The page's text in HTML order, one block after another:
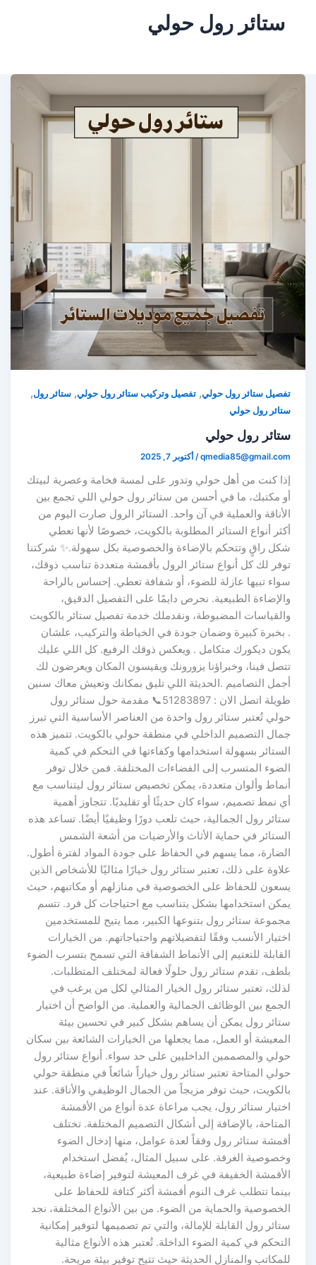
ستائر رول حولي
تفصيل ستائر رول حولي,تفصيل وتركيب ستائر رول حولي,ستائر رول,
ستائر رول حولي
ستائر رول حولي
qmedia85@gmail.com
/ أكتوبر 7, 2025
إذا كنت من أهل حولي وتدور على لمسة فخامة وعصرية لبيتك
أو مكتبك، ما في أحسن من ستائر رول حولي اللي تجمع بين
الأناقة والعملية في آن واحد. الستائر الرول صارت اليوم من
أكثر أنواع الستائر المطلوبة بالكويت، خصوصًا لأنها تعطي
شكل راقٍ وتتحكم بالإضاءة والخصوصية بكل سهولة.✨ شركتنا
توفر لك كل أنواع ستائر الرول بأقمشة متعددة تناسب ذوقك،
سواء تبيها عازلة للضوء، أو شفافة تعطي. إحساس بالراحة
والإضاءة الطبيعية. نحرص دايمًا على التفصيل الدقيق،
والقياسات المضبوطة، ونقدملك خدمة تفصيل ستائر بالكويت
. بخبرة كبيرة وضمان جودة في الخياطة والتركيب، علشان
يكون ديكورك متكامل . ويعكس ذوقك الرفيع. كل اللي عليك
تتصل فينا، وخبراؤنا يزورونك ويقيسون المكان ويعرضون لك
أجمل التصاميم .الحديثة اللي تليق بمكانك وتعيش معاك سنين
طويلة اتصل الان : 51283897📞 مقدمة حول ستائر رول
حولي تُعتبر ستائر رول واحدة من العناصر الأساسية التي تبرز
جمال التصميم الداخلي في منطقة حولي بالكويت. تتميز هذه
الستائر بسهولة استخدامها وكفاءتها في التحكم في كمية
الضوء المتسرب إلى الفضاءات المختلفة. فمن خلال توفر
أنماط وألوان متعددة، يمكن تخصيص ستائر رول ليتناسب مع
أي نمط تصميم، سواء كان حديثًا أو تقليديًا. تتجاوز أهمية
ستائر رول الجمالية، حيث تلعب دورًا وظيفيًا أيضًا. تساعد هذه
الستائر في حماية الأثاث والأرضيات من أشعة الشمس
الضارة، مما يسهم في الحفاظ على جودة المواد لفترة أطول.
علاوة على ذلك، تعتبر ستائر رول خيارًا مثاليًا للأشخاص الذين
يسعون للحفاظ على الخصوصية في منازلهم أو مكاتبهم، حيث
يمكن استخدامها بشكل يتناسب مع احتياجات كل فرد. تتسم
مجموعة ستائر رول بتنوعها الكبير، مما يتيح للمستخدمين
اختيار الأنسب وفقًا لتفضيلاتهم واحتياجاتهم. من الخيارات
القابلة للتعتيم إلى الأنماط الشفافة التي تسمح بتسرب الضوء
بلطف، تقدم ستائر رول حلولًا فعالة لمختلف المتطلبات.
لذلك، تعتبر ستائر رول الخيار المثالي لكل من يرغب في
الجمع بين الوظائف الجمالية والعملية. من الواضح أن اختيار
ستائر رول يمكن أن يساهم بشكل كبير في تحسين بيئة
المعيشة أو العمل، مما يجعلها من الخيارات الشائعة بين سكان
حولي والمصممين الداخليين على حد سواء. أنواع ستائر رول
حولي المتاحة تعتبر ستائر رول خياراً شائعاً في منطقة حولي
بالكويت، حيث توفر مزيجاً من الجمال الوظيفي والأناقة. عند
اختيار ستائر رول، يجب مراعاة عدة أنواع من الأقمشة
المتاحة، بالإضافة إلى أشكال التصميم المختلفة. تختلف
أقمشة ستائر رول وفقاً لعدة عوامل، منها إدخال الضوء
وخصوصية الغرفة. على سبيل المثال، يُفضل استخدام
الأقمشة الخفيفة في غرف المعيشة لتوفير إضاءة طبيعية،
بينما تتطلب غرف النوم أقمشة أكثر كثافة للحفاظ على
الخصوصية والحماية من الضوء. من بين الأنواع المختلفة، نجد
ستائر رول القابلة للإمالة، والتي تم تصميمها لتوفير إمكانية
التحكم في كمية الضوء الداخلة. تُعتبر هذه الأنواع مثالية
للمكاتب والمنازل الحديثة حيث تتيح توفير بيئة مريحة.